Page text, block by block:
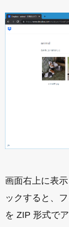
画面右上に表
ックすると、
を ZIP 形式で